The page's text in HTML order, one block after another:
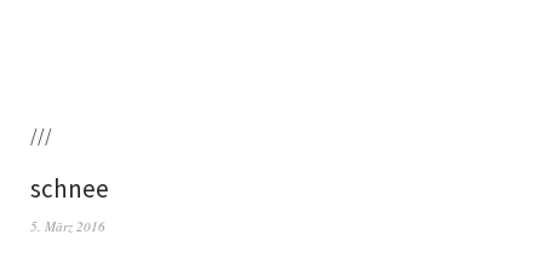
///
schnee
5. März 2016